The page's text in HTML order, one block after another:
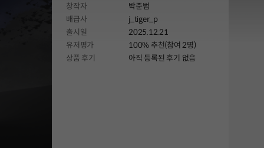
창작자
박준범
배급사
j_tiger_p
출시일
2025.12.21
유저평가
100% 추천(참여 2명)
상품 후기
아직 등록된 후기 없음